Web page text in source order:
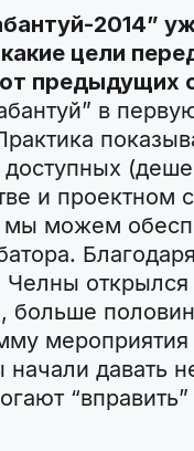
2014”
цели
предыдущих
в
и проектном
мы можем
больше
давать